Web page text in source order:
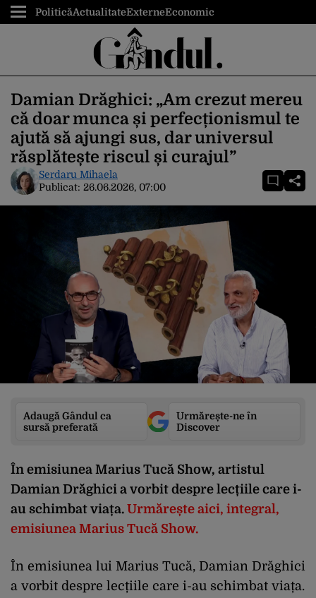
PoliticăActualitateExterneEconomic
Damian Drăghici: „Am crezut mereu
că doar munca și perfecționismul te
ajută să ajungi sus, dar universul
răsplătește riscul și curajul”
Serdaru Mihaela
Publicat: 26.06.2026, 07:00
Adaugă Gândul ca
sursă preferată
Urmărește-ne în
Discover
În emisiunea Marius Tucă Show, artistul
Damian Drăghici a vorbit despre lecțiile care i-
au schimbat viața. Urmărește aici, integral,
emisiunea Marius Tucă Show.
În emisiunea lui Marius Tucă, Damian Drăghici
a vorbit despre lecțiile care i-au schimbat viața.